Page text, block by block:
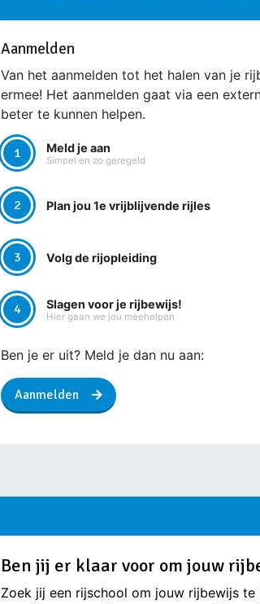
Aanmelden
Van het aanmelden tot het halen van je
ermee! Het aanmelden gaat via een
beter te kunnen helpen.
1 Meld je aan
Simpel en zo geregeld
2 Plan jou 1e vrijblijvende rijles
3 Volg de rijopleiding
4 Slagen voor je rijbewijs!
Hier gaan we jou meehelpen
Ben je er uit? Meld je dan nu aan:
Aanmelden
Ben jij er klaar voor om jouw
Zoek jij een rijschool om jouw rijbewijs